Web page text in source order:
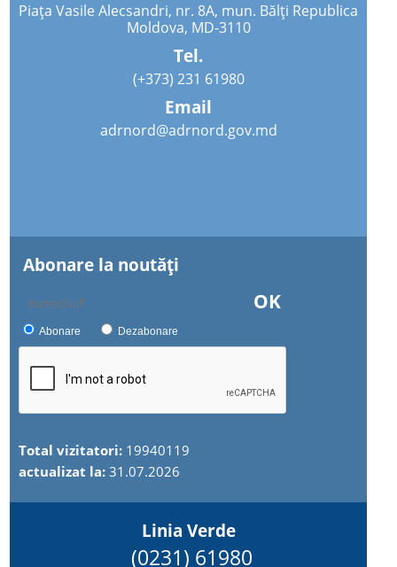
Piața Vasile Alecsandri, nr. 8A, mun. Bălți Republica
Moldova, MD-3110
Tel.
(+373) 231 61980
Email
adrnord@adrnord.gov.md
Abonare la noutăţi
OK
Abonare Dezabonare
Total vizitatori: 19940119
actualizat la:31.07.2026
Linia Verde
(0231) 61980